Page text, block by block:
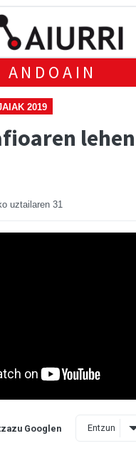
ANDOAIN
2019
lehen
uztailaren 31
Googlen Entzun